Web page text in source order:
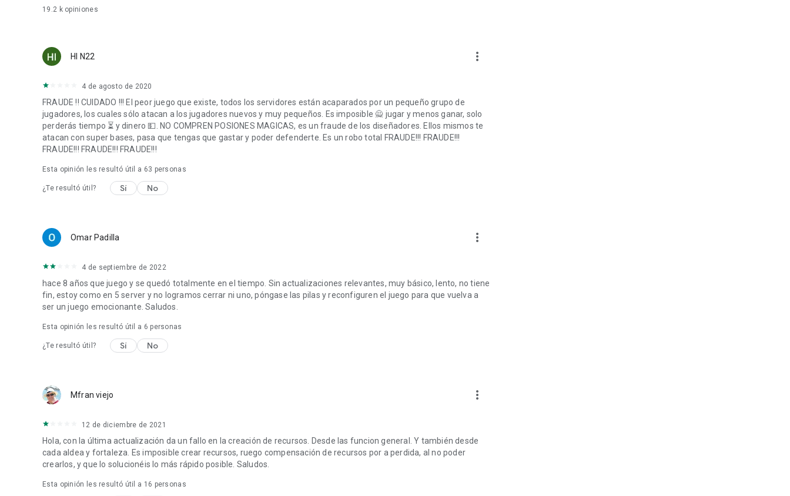
Descárgate la App ahora de manera gratuita y experimenta la aventura de vivir en una era en la antigüedad con Celtic
19.2 kopiniones
HI N22 more_vert
4 de agosto de 2020
FRAUDE !! CUIDADO !!! El peor juego que existe, todos los servidores están acaparados por un pequeño grupo de
jugadores, los cuales sólo atacan a los jugadores nuevos y muy pequeños. Es imposible 🙅 jugar y menos ganar, solo
perderás tiempo ⏳ y dinero 💵. NO COMPREN POSIONES MAGICAS, es un fraude de los diseñadores. Ellos mismos te
atacan con super bases, pasa que tengas que gastar y poder defenderte. Es un robo total FRAUDE!!! FRAUDE!!!
FRAUDE!!! FRAUDE!!! FRAUDE!!!
Esta opinión les resultó útil a 63 personas
¿Te resultó útil? Sí No
Omar Padilla more_vert
4 de septiembre de 2022
hace 8 años que juego y se quedó totalmente en el tiempo. Sin actualizaciones relevantes, muy básico, lento, no tiene
fin, estoy como en 5 server y no logramos cerrar ni uno, póngase las pilas y reconfiguren el juego para que vuelva a
ser un juego emocionante. Saludos.
Esta opinión les resultó útil a 6 personas
¿Te resultó útil? Sí No
Mfran viejo more_vert
12 de diciembre de 2021
Hola, con la última actualización da un fallo en la creación de recursos. Desde las funcion general. Y también desde
cada aldea y fortaleza. Es imposible crear recursos, ruego compensación de recursos por a perdida, al no poder
crearlos, y que lo solucionéis lo más rápido posible. Saludos.
Esta opinión les resultó útil a 16 personas